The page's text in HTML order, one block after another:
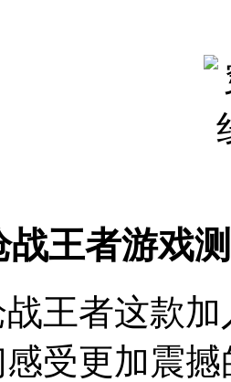
战王者游戏
王者这款
受更加震